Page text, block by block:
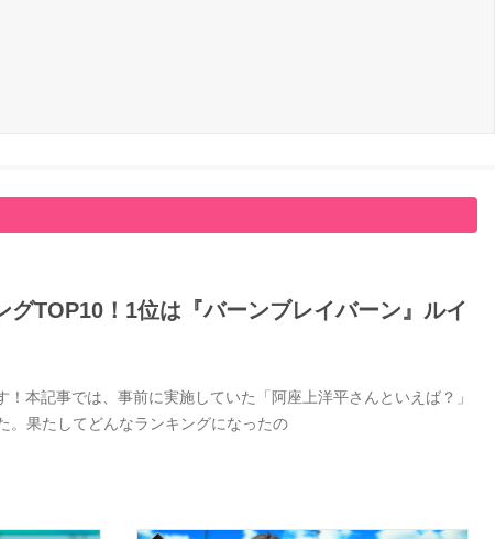
TOP10！1位は『バーンブレイバーン』ルイ
本記事では、事前に実施していた「阿座上洋平さんといえば？」
。果たしてどんなランキングになったの